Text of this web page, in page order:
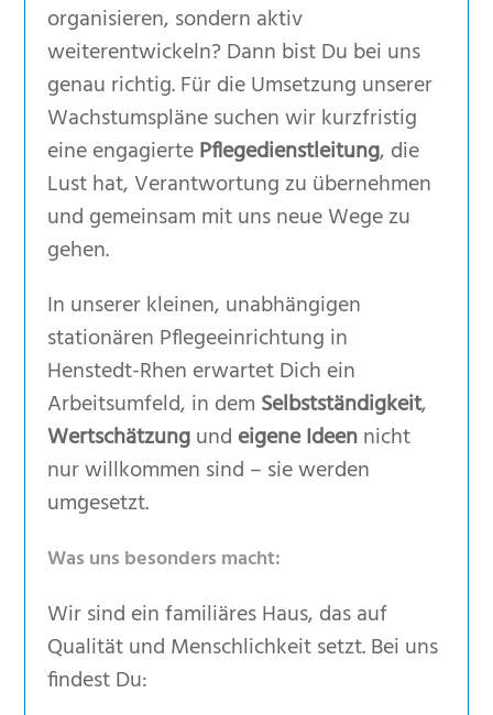
organisieren, sondern aktiv
weiterentwickeln? Dann bist Du bei uns
genau richtig. Für die Umsetzung unserer
Wachstumspläne suchen wir kurzfristig
eine engagiertePflegedienstleitung, die
Lust hat, Verantwortung zu übernehmen
und gemeinsam mit uns neue Wege zu
gehen.
In unserer kleinen, unabhängigen
stationären Pflegeeinrichtung in
Henstedt-Rhen erwartet Dich ein
Arbeitsumfeld, in dem Selbstständigkeit,
Wertschätzungund eigene Ideennicht
nur willkommen sind – sie werden
umgesetzt.
Was uns besonders macht:
Wir sind ein familiäres Haus, das auf
Qualität und Menschlichkeit setzt. Bei uns
findest Du: